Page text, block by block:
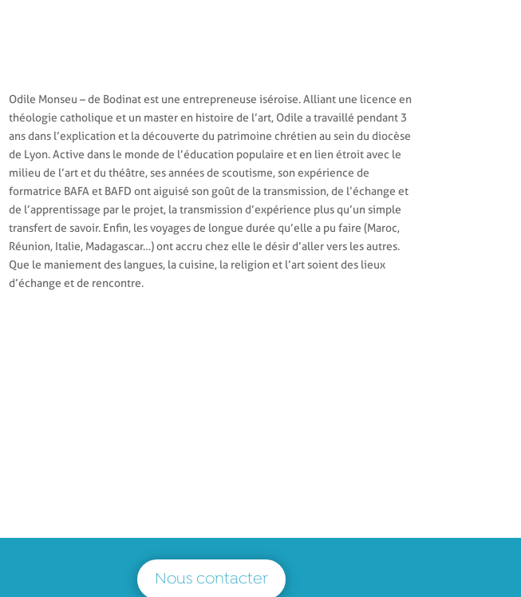
Odile Monseu – de Bodinat est une entrepreneuse iséroise. Alliant une licence en
théologie catholique et un master en histoire de l’art, Odile a travaillé pendant 3
ans dans l’explication et la découverte du patrimoine chrétien au sein du diocèse
de Lyon. Active dans le monde de l’éducation populaire et en lien étroit avec le
milieu de l’art et du théâtre, ses années de scoutisme, son expérience de
formatrice BAFA et BAFD ont aiguisé son goût de la transmission, de l’échange et
de l’apprentissage par le projet, la transmission d’expérience plus qu’un simple
transfert de savoir. Enfin, les voyages de longue durée qu’elle a pu faire (Maroc,
Réunion, Italie, Madagascar…) ont accru chez elle le désir d’aller vers les autres.
Que le maniement des langues, la cuisine, la religion et l’art soient des lieux
d’échange et de rencontre.
Nous contacter